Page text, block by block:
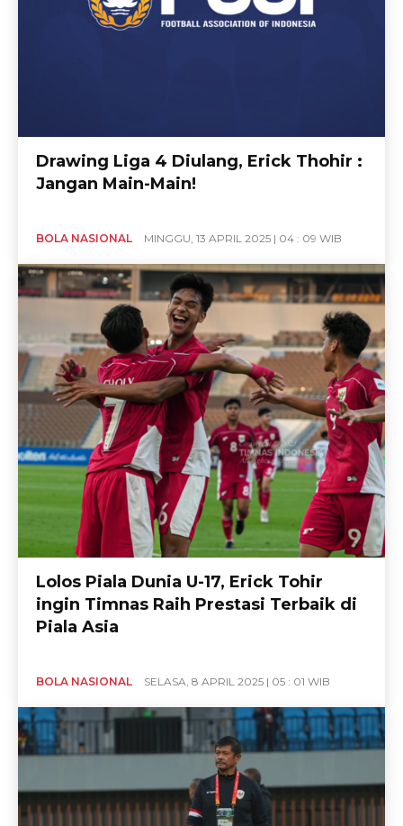
Drawing Liga 4 Diulang, Erick Thohir :
Jangan Main-Main!
BOLA NASIONAL MINGGU, 13 APRIL 2025 | 04 : 09 WIB
Lolos Piala Dunia U-17, Erick Tohir
ingin Timnas Raih Prestasi Terbaik di
Piala Asia
BOLA NASIONAL SELASA, 8 APRIL 2025 | 05 : 01 WIB